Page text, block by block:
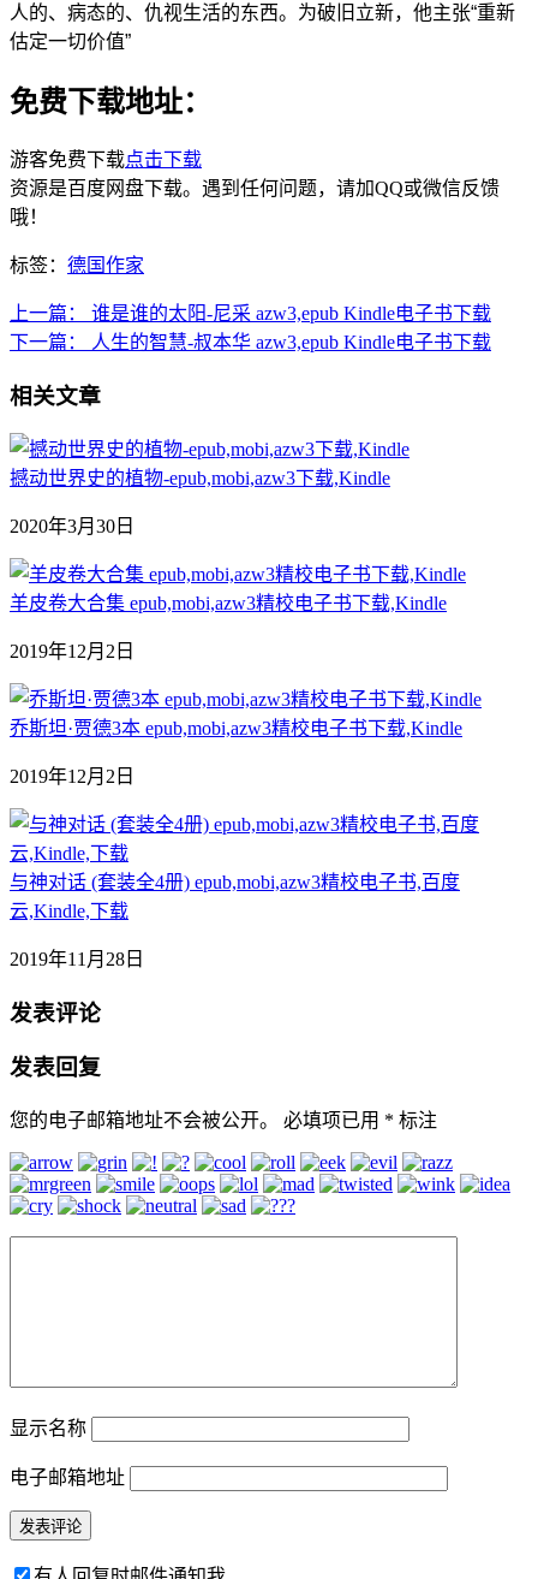
人的、病态的、仇视生活的东西。为破旧立新，他主张“重新
估定一切价值”
免费下载地址：
游客免费下载点击下载
资源是百度网盘下载。遇到任何问题，请加QQ或微信反馈
哦！
标签： 德国作家
上一篇：
谁是谁的太阳-尼采 azw3,epub Kindle电子书下载
下一篇：
人生的智慧-叔本华 azw3,epub Kindle电子书下载
相关文章
撼动世界史的植物-epub,mobi,azw3下载,Kindle
2020年3月30日
羊皮卷大合集 epub,mobi,azw3精校电子书下载,Kindle
2019年12月2日
乔斯坦·贾德3本 epub,mobi,azw3精校电子书下载,Kindle
2019年12月2日
与神对话 (套装全4册) epub,mobi,azw3精校电子书,百度
云,Kindle,下载
2019年11月28日
发表评论
发表回复
您的电子邮箱地址不会被公开。 必填项已用 * 标注
显示名称
电子邮箱地址